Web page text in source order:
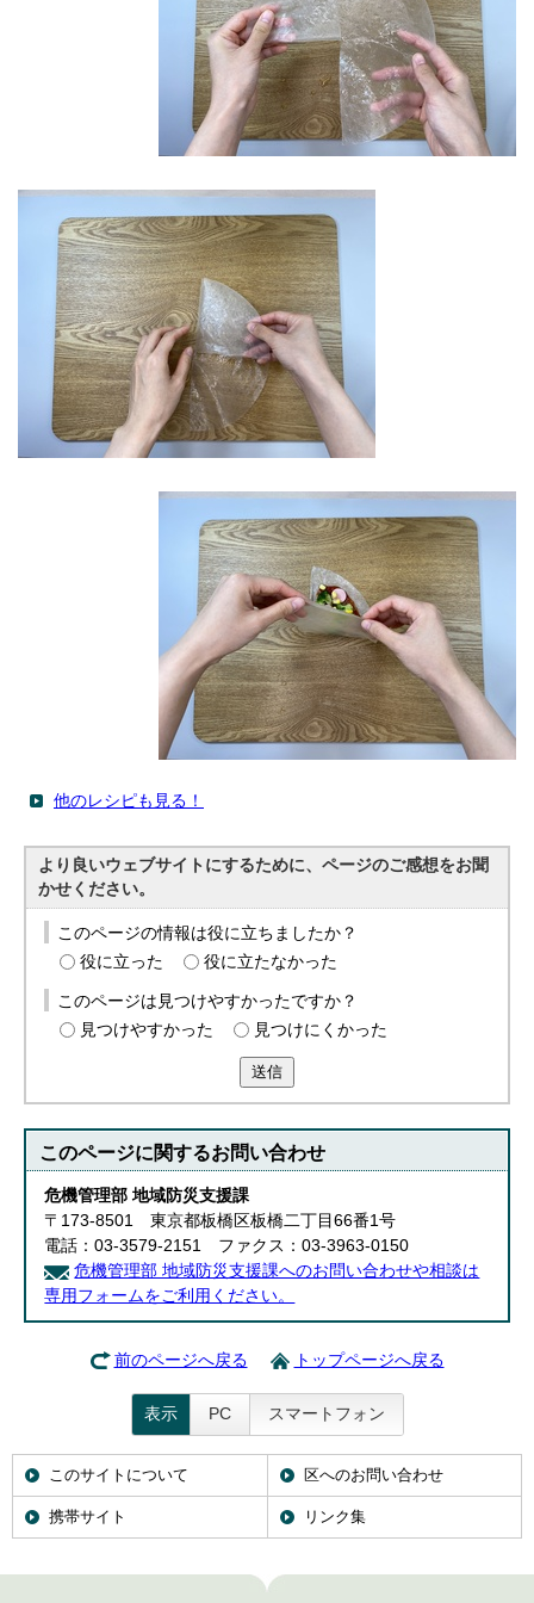
他のレシピも見る！
より良いウェブサイトにするために、ページのご感想をお聞
かせください。
このページの情報は役に立ちましたか？
役に立った
役に立たなかった
このページは見つけやすかったですか？
見つけやすかった
見つけにくかった
送信
このページに関するお問い合わせ
危機管理部 地域防災支援課
〒173-8501 東京都板橋区板橋二丁目66番1号
電話：03-3579-2151 ファクス：03-3963-0150
危機管理部 地域防災支援課へのお問い合わせや相談は
専用フォームをご利用ください。
前のページへ戻る トップページへ戻る
表示 PC スマートフォン
このサイトについて 区へのお問い合わせ
携帯サイト リンク集